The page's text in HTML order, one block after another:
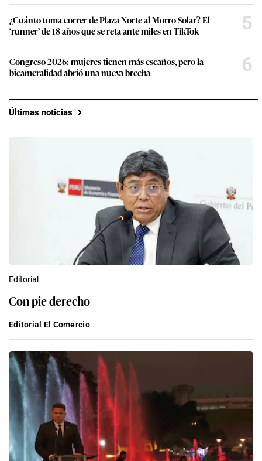
¿Cuánto toma correr de Plaza Norte al Morro Solar? El
‘runner’ de 18 años que se reta ante miles en TikTok
5
Congreso 2026: mujeres tienen más escaños, pero la
bicameralidad abrió una nueva brecha
6
Últimas noticias
Editorial
Con pie derecho
Editorial El Comercio